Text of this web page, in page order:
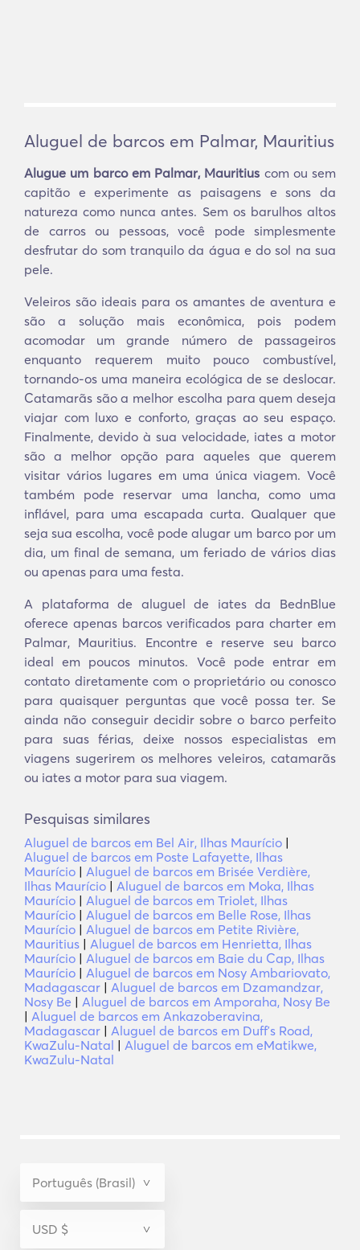
Aluguel de barcos em Palmar, Mauritius
Alugue um barco em Palmar, Mauritius com ou sem
capitão e experimente as paisagens e sons da
natureza como nunca antes. Sem os barulhos altos
de carros ou pessoas, você pode simplesmente
desfrutar do som tranquilo da água e do sol na sua
pele.
Veleiros são ideais para os amantes de aventura e
são a solução mais econômica, pois podem
acomodar um grande número de passageiros
enquanto requerem muito pouco combustível,
tornando-os uma maneira ecológica de se deslocar.
Catamarãs são a melhor escolha para quem deseja
viajar com luxo e conforto, graças ao seu espaço.
Finalmente, devido à sua velocidade, iates a motor
são a melhor opção para aqueles que querem
visitar vários lugares em uma única viagem. Você
também pode reservar uma lancha, como uma
inflável, para uma escapada curta. Qualquer que
seja sua escolha, você pode alugar um barco por um
dia, um final de semana, um feriado de vários dias
ou apenas para uma festa.
A plataforma de aluguel de iates da BednBlue
oferece apenas barcos verificados para charter em
Palmar, Mauritius. Encontre e reserve seu barco
ideal em poucos minutos. Você pode entrar em
contato diretamente com o proprietário ou conosco
para quaisquer perguntas que você possa ter. Se
ainda não conseguir decidir sobre o barco perfeito
para suas férias, deixe nossos especialistas em
viagens sugerirem os melhores veleiros, catamarãs
ou iates a motor para sua viagem.
Pesquisas similares
Aluguel de barcos em Bel Air, Ilhas Maurício |
Aluguel de barcos em Poste Lafayette, Ilhas
Maurício | Aluguel de barcos em Brisée Verdière,
Ilhas Maurício | Aluguel de barcos em Moka, Ilhas
Maurício | Aluguel de barcos em Triolet, Ilhas
Maurício | Aluguel de barcos em Belle Rose, Ilhas
Maurício | Aluguel de barcos em Petite Rivière,
Mauritius | Aluguel de barcos em Henrietta, Ilhas
Maurício | Aluguel de barcos em Baie du Cap, Ilhas
Maurício | Aluguel de barcos em Nosy Ambariovato,
Madagascar | Aluguel de barcos em Dzamandzar,
Nosy Be | Aluguel de barcos em Amporaha, Nosy Be
| Aluguel de barcos em Ankazoberavina,
Madagascar | Aluguel de barcos em Duffʼs Road,
KwaZulu-Natal | Aluguel de barcos em eMatikwe,
KwaZulu-Natal